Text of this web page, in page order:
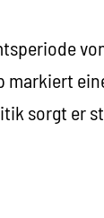
markiert
sorgt er